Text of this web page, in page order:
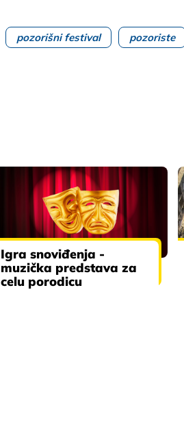
pozorišni festival pozoriste
Igra snoviđenja -
muzička predstava za
celu porodicu